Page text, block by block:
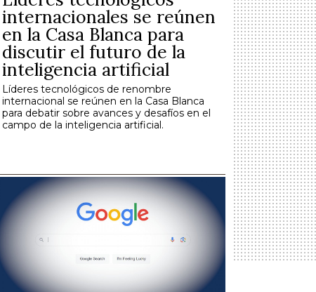
internacionales se reúnen
en la Casa Blanca para
discutir el futuro de la
inteligencia artificial
Líderes tecnológicos de renombre
internacional se reúnen en la Casa Blanca
para debatir sobre avances y desafíos en el
campo de la inteligencia artificial.